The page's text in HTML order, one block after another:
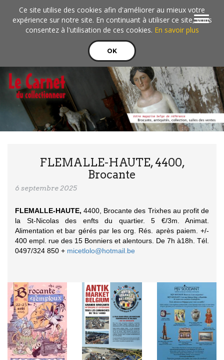
Aller au contenu principal
Ce site utilise des cookies afin d'améliorer au mieux votre
expérience sur notre site. En continuant à utiliser ce site, vous
consentez à l'utilisation de ces cookies. En savoir plus
OK
Toggle
FLEMALLE-HAUTE, 4400,
Brocante
6 septembre 2025
FLEMALLE-HAUTE,4400, Brocante des Trixhes au profit de
la St-Nicolas des enfts du quartier. 5 €/3m. Animat.
Alimentation et bar gérés par les org. Rés. après paiem. +/-
400 empl. rue des 15 Bonniers et alentours. De 7h à18h. Tél.
0497/324 850 + micetlolo@hotmail.be